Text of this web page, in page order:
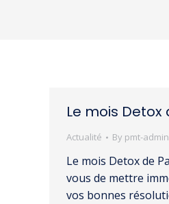
Le mois Detox
Actualité By pmt-admin
Le mois Detox de
vous de mettre
vos bonnes